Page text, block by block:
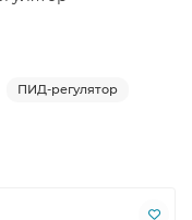
ПИД-регулятор